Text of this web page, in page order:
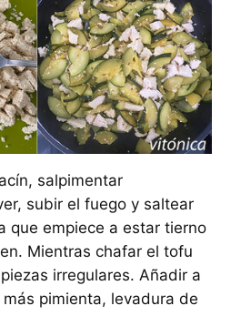
salpimentar
subir el fuego y saltear
que empiece a estar tierno
Mientras chafar el tofu
irregulares. Añadir a
pimienta, levadura de